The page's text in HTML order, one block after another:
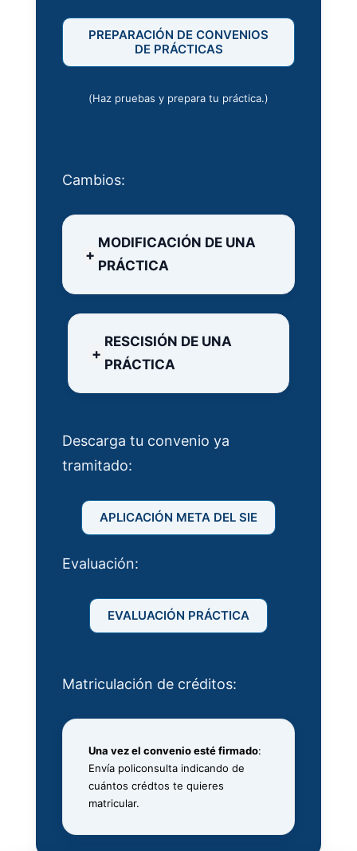
PREPARACIÓN DE CONVENIOS
DE PRÁCTICAS
(Haz pruebas y prepara tu práctica.)
Cambios:
MODIFICACIÓN DE UNA
PRÁCTICA
RESCISIÓN DE UNA
PRÁCTICA
Descarga tu convenio ya
tramitado:
APLICACIÓN META DEL SIE
Evaluación:
EVALUACIÓN PRÁCTICA
Matriculación de créditos:
Una vez el convenio esté firmado:
Envía policonsulta indicando de
cuántos crédtos te quieres
matricular.